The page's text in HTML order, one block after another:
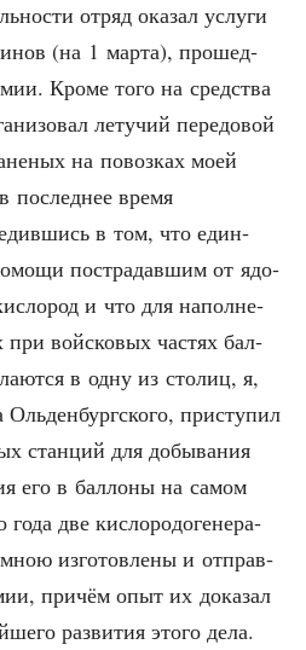
отряд ока­зал услу­ги
(на 1 мар­та), про­шед­
Кро­ме того на сред­ства
лету­чий пере­до­вой
на повоз­ках моей
послед­нее вре­мя
в том, что един­
постра­дав­шим от ядо­
и что для напол­не­
вой­ско­вых частях бал­
в одну из сто­лиц, я,
при­сту­пил
стан­ций для добы­ва­ния
его в бал­ло­ны на самом
года две кис­ло­ро­до­ге­не­ра­
изго­тов­ле­ны и отправ­
при­чём опыт их дока­зал
раз­ви­тия это­го дела.